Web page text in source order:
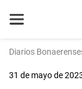
Diarios
31 de mayo de